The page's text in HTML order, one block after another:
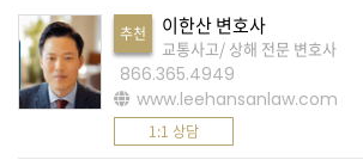
에
서
새
추천 이한산 변호사
교통사고/ 상해 전문 변호사
866.365.4949
www.leehansanlaw.com
1:1 상담